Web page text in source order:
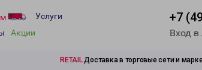
Услуги
Акции
+7
Вход
RETAILДоставка в торговые сети и